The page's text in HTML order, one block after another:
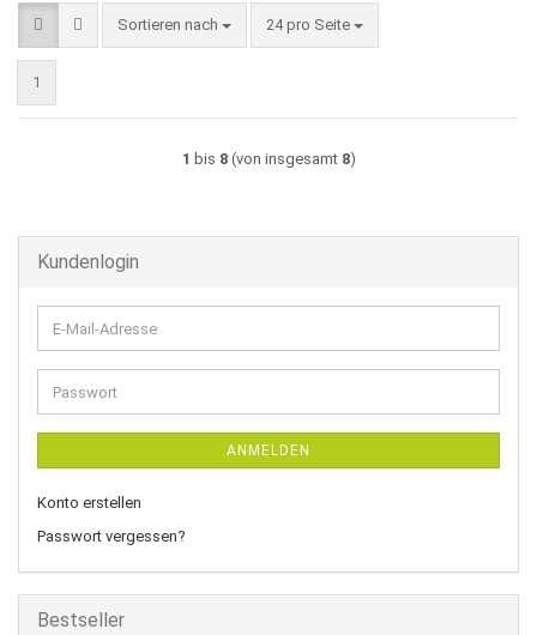
Sortieren nach
Sortieren nach 24 pro Seite
pro Seite
1
1 bis 8(von insgesamt 8)
Kundenlogin
E-
Mail-
Adresse
Passwort
ANMELDEN
Konto erstellen
Passwort vergessen?
Bestseller